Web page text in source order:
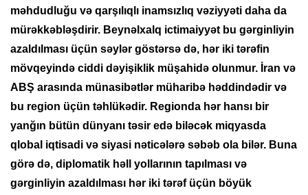
məhdudluğu və qarşılıqlı inamsızlıq vəziyyəti daha da
mürəkkəbləşdirir. Beynəlxalq ictimaiyyət bu gərginliyin
azaldılması üçün səylər göstərsə də, hər iki tərəfin
mövqeyində ciddi dəyişiklik müşahidə olunmur. İran və
ABŞ arasında münasibətlər müharibə həddindədir və
bu region üçün təhlükədir. Regionda hər hansı bir
yanğın bütün dünyanı təsir edə biləcək miqyasda
qlobal iqtisadi və siyasi nəticələrə səbəb ola bilər. Buna
görə də, diplomatik həll yollarının tapılması və
gərginliyin azaldılması hər iki tərəf üçün böyük